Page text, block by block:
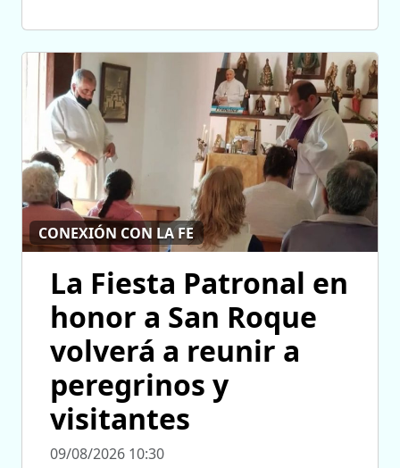
CONEXIÓN CON LA FE
La Fiesta Patronal en
honor a San Roque
volverá a reunir a
peregrinos y
visitantes
09/08/2026 10:30